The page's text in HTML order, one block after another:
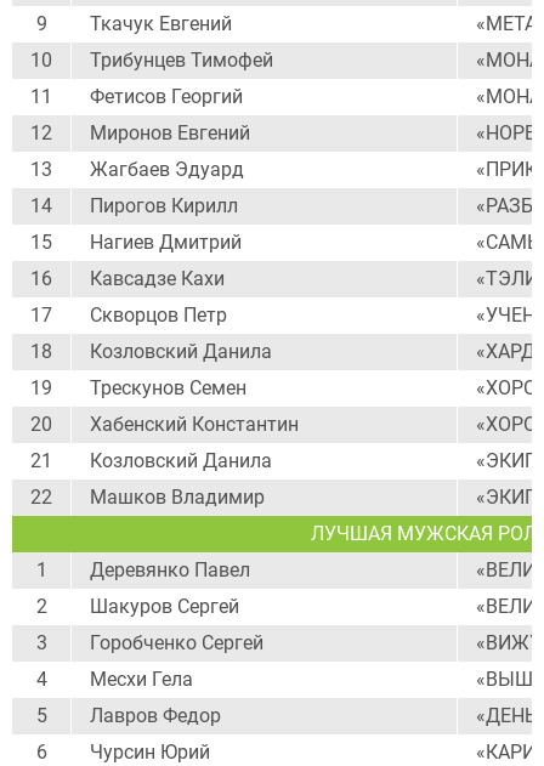
9 Ткачук Евгений
10
Трибунцев Тимофей
11
Фетисов Георгий
12
Миронов Евгений
13
Жагбаев Эдуард
14
Пирогов Кирилл
15
Нагиев Дмитрий
16
Кавсадзе Кахи
«ТЭЛИ
17
Скворцов Петр
18
Козловский Данила
19
Трескунов Семен
20
Хабенский Константин
21
Козловский Данила
22
Машков Владимир
ЛУЧШАЯ МУЖСКАЯ
1
Деревянко Павел
2
Шакуров Сергей
3
Горобченко Сергей
4
Месхи Гела
5
Лавров Федор
6
Чурсин Юрий